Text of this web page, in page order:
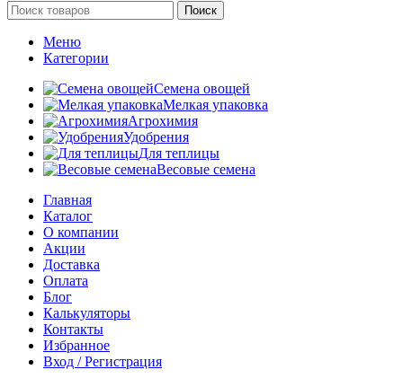
Поиск
Меню
Категории
Семена овощей
Мелкая упаковка
Агрохимия
Удобрения
Для теплицы
Весовые семена
Главная
Каталог
О компании
Акции
Доставка
Оплата
Блог
Калькуляторы
Контакты
Избранное
Вход / Регистрация